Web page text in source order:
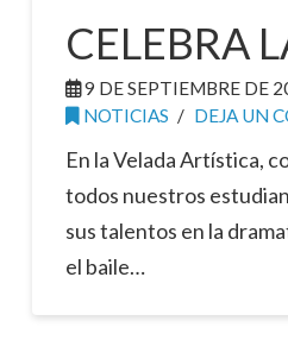
CELEBRA
9 DE SEPTIEMBRE DE
NOTICIAS
DEJA UN
En la Velada Artística,
todos nuestros
sus talentos en la
el baile…